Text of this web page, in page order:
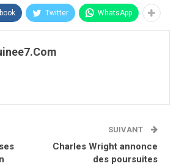
Twitter WhatsApp
SUIVANT
Charles Wright annonce
des poursuites